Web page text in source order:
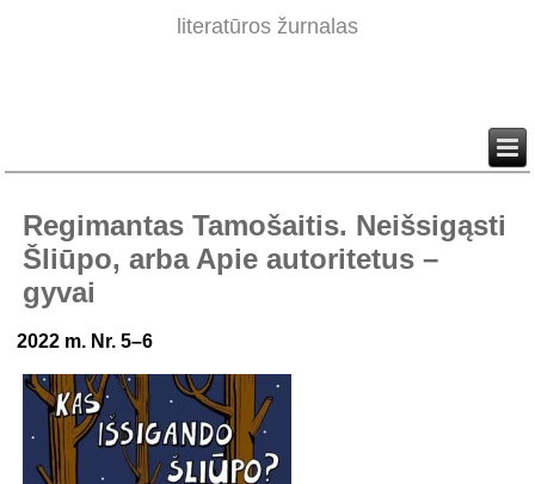
literatūros žurnalas
Regimantas Tamošaitis. Neišsigąsti
Šliūpo, arba Apie autoritetus –
gyvai
2022 m. Nr. 5–6